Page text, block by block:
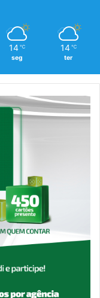
14 ℃
seg
14 ℃
ter